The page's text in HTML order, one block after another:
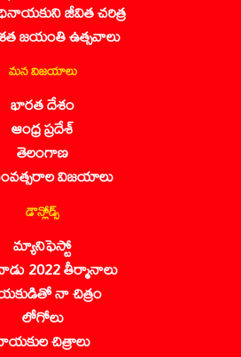
జీవిత చరిత్ర
జయంతి ఉత్సవాలు
మన విజయాలు
భారత దేశం
ఆంధ్ర ప్రదేశ్
తెలంగాణ
విజయాలు
డౌన్లోడ్స్
మ్యానిఫెస్టో
2022 తీర్మానాలు
నా చిత్రం
లోగోలు
చిత్రాలు